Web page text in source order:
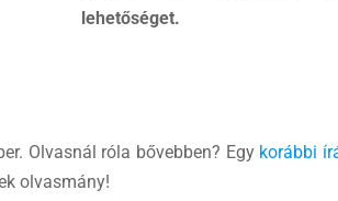
lehetőséget.
Olvasnál róla bővebben? Egy korábbi
olvasmány!